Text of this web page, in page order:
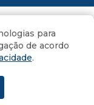
4oito para
de acordo
.